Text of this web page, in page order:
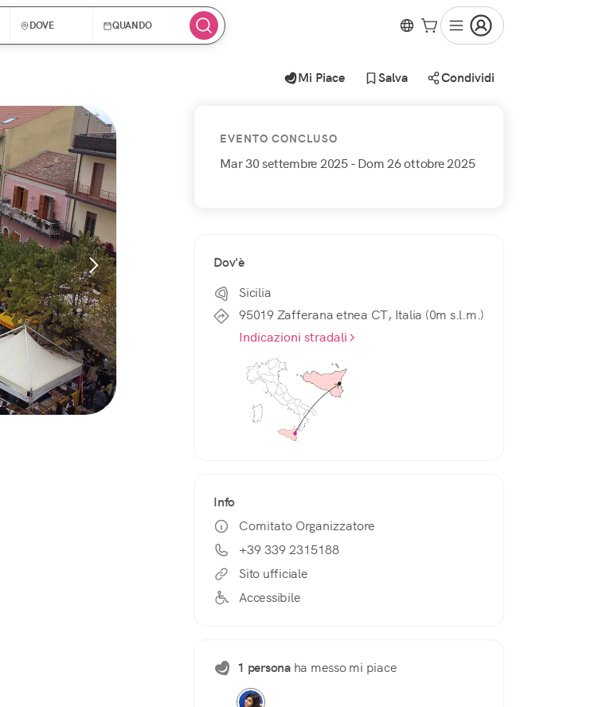
DOVE QUANDO
Mi Piace Salva Condividi
EVENTO CONCLUSO
Mar 30 settembre 2025- Dom 26 ottobre 2025
Dov'è
Sicilia
95019 Zafferana etnea CT, Italia (0m s.l.m.)
Indicazioni stradali
Info
Comitato Organizzatore
+39 339 2315188
Sito ufficiale
Accessibile
1 personaha messo mi piace